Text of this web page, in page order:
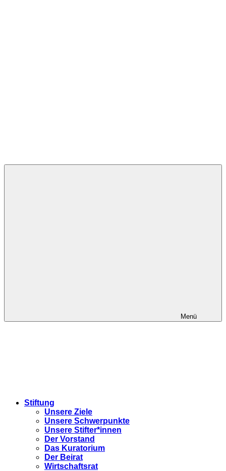
Menü
Stiftung
Unsere Ziele
Unsere Schwerpunkte
Unsere Stifter*innen
Der Vorstand
Das Kuratorium
Der Beirat
Wirtschaftsrat